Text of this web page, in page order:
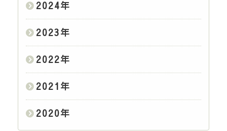
2024年
2023年
2022年
2021 年
2020年